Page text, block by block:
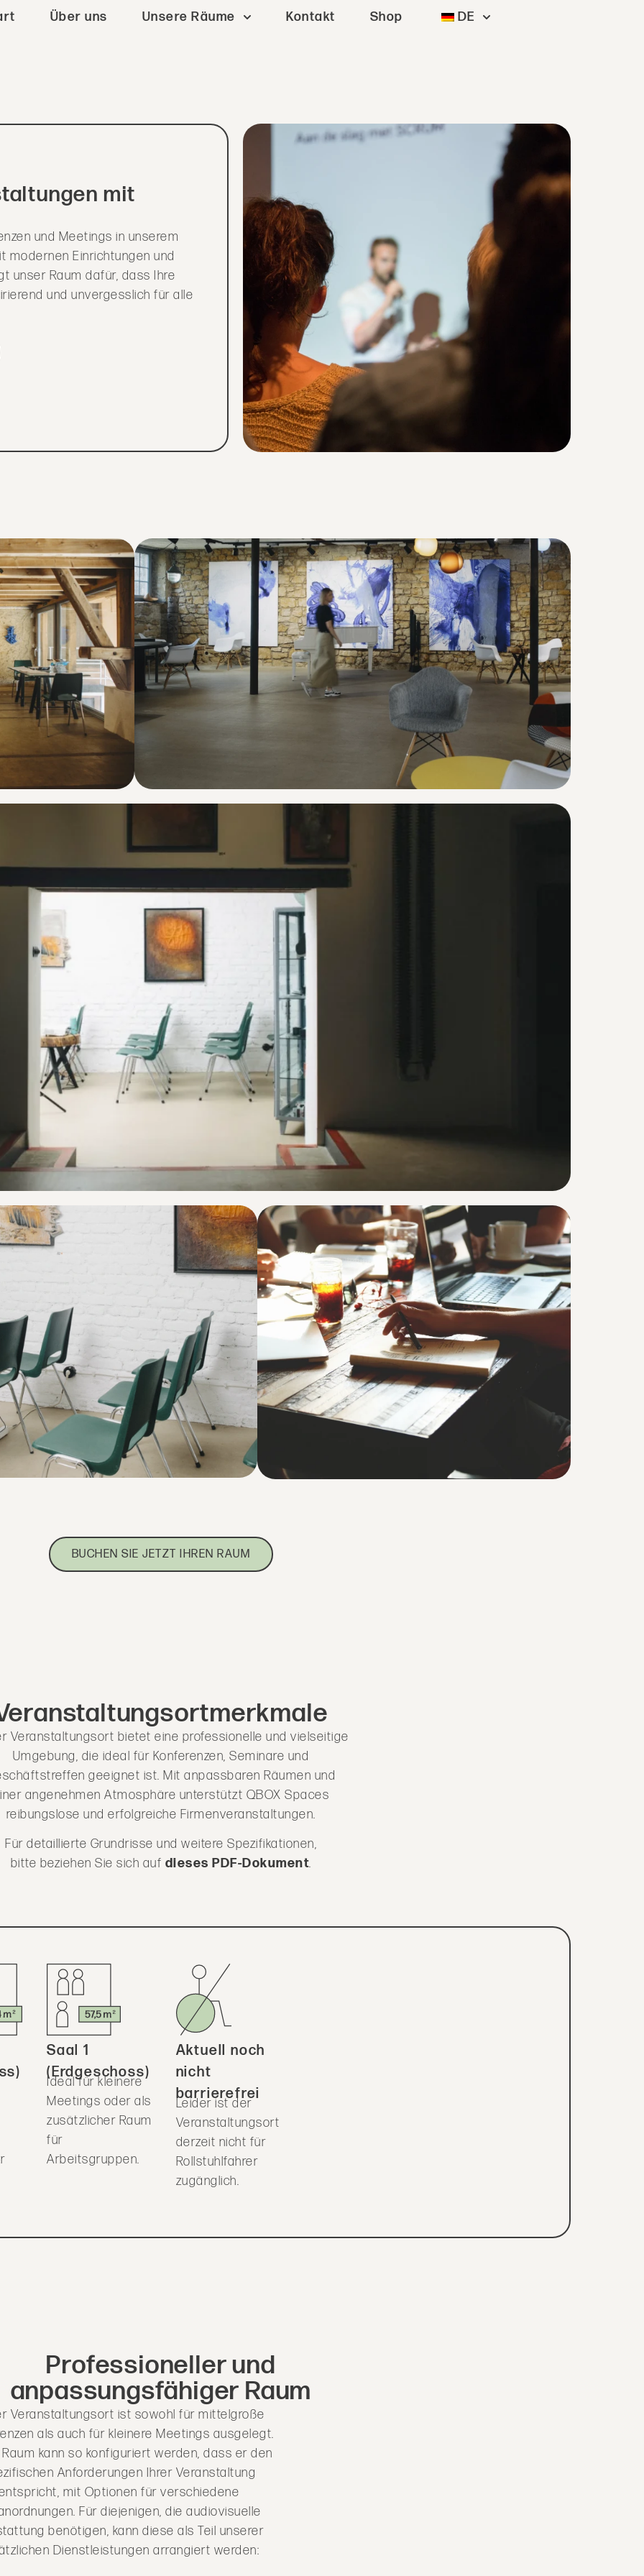
Über uns Unsere Räume Kontakt Shop DE
mit
und Meetings in unserem
modernen Einrichtungen und
unser Raum dafür, dass Ihre
und unvergesslich für alle
BUCHEN SIE JETZT IHREN RAUM
Veranstaltungsort bietet eine professionelle und vielseitige
Umgebung, die ideal für Konferenzen, Seminare und
geeignet ist. Mit anpassbaren Räumen und
angenehmen Atmosphäre unterstützt QBOX Spaces
reibungslose und erfolgreiche Firmenveranstaltungen.
Für detaillierte Grundrisse und weitere Spezifikationen,
bitte beziehen Sie sich auf dieses PDF-Dokument.
Saal 1
(Erdgeschoss)
Ideal für kleinere
Meetings oder als
zusätzlicher Raum
für
Arbeitsgruppen.
Aktuell noch
nicht
barrierefrei
Leider ist der
Veranstaltungsort
derzeit nicht für
Rollstuhlfahrer
zugänglich.
Professioneller und
anpassungsfähiger Raum
Veranstaltungsort ist sowohl für mittelgroße
als auch für kleinere Meetings ausgelegt.
kann so konfiguriert werden, dass er den
Anforderungen Ihrer Veranstaltung
mit Optionen für verschiedene
Für diejenigen, die audiovisuelle
benötigen, kann diese als Teil unserer
Dienstleistungen arrangiert werden: